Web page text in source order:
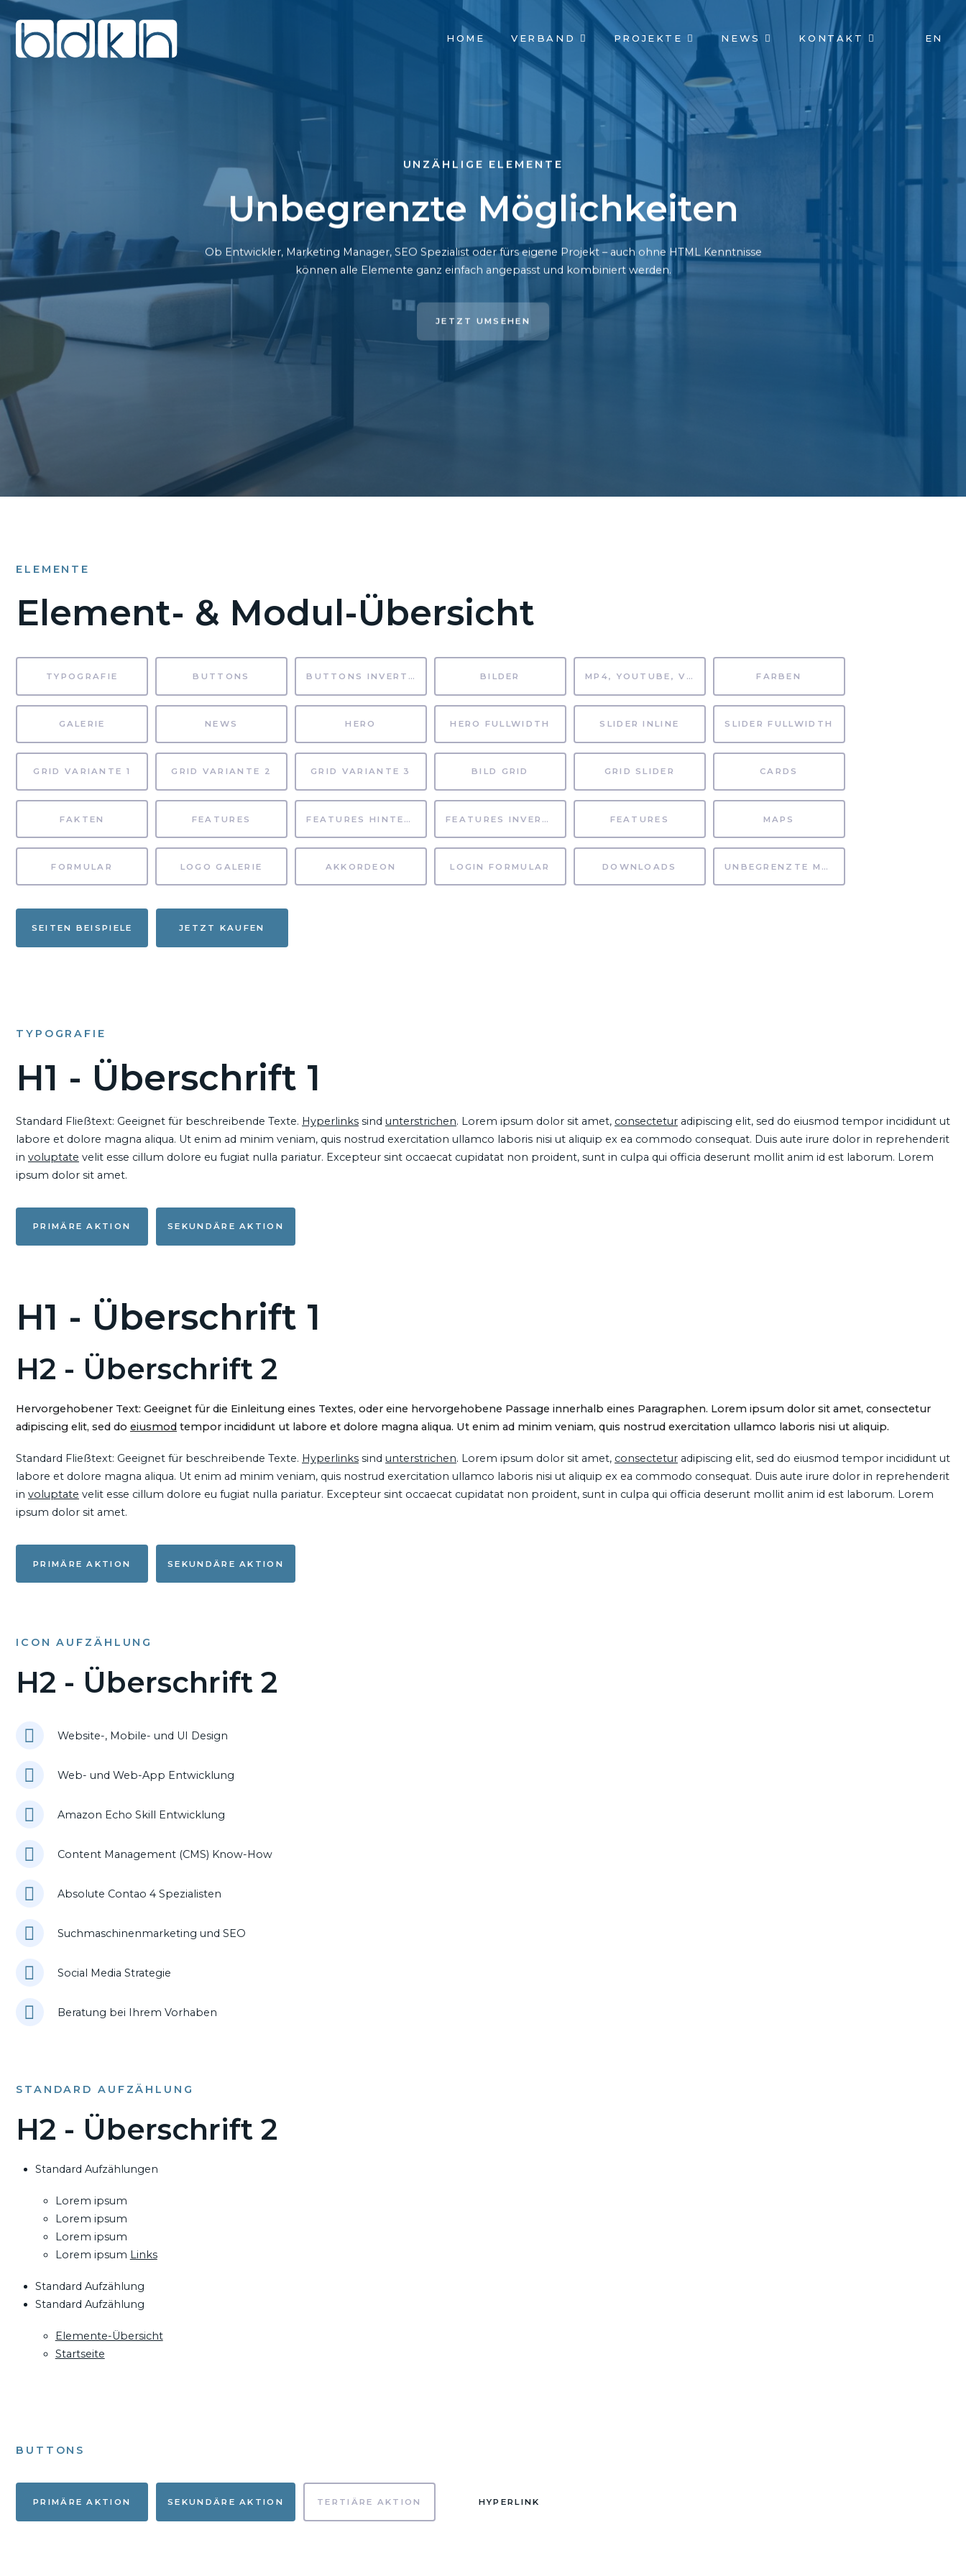
NAVIGATION
ÜBERSPRINGEN
HOME VERBAND PROJEKTE NEWS KONTAKT EN
UNZÄHLIGE ELEMENTE
Unbegrenzte Möglichkeiten
Ob Entwickler, Marketing Manager, SEO Spezialist oder fürs eigene Projekt – auch ohne HTML Kenntnisse
können alle Elemente ganz einfach angepasst und kombiniert werden.
JETZT UMSEHEN
ELEMENTE
Element- & Modul-Übersicht
TYPOGRAFIE BUTTONS BUTTONS INVERTIERT BILDER MP4, YOUTUBE, VIMEO FARBEN
GALERIE NEWS HERO HERO FULLWIDTH SLIDER INLINE SLIDER FULLWIDTH
GRID VARIANTE 1 GRID VARIANTE 2 GRID VARIANTE 3 BILD GRID GRID SLIDER CARDS
FAKTEN FEATURES FEATURES HINTERGRUND FEATURES INVERTIERT FEATURES MAPS
FORMULAR LOGO GALERIE AKKORDEON LOGIN FORMULAR DOWNLOADS UNBEGRENZTE MÖGLICHKEITEN
SEITEN BEISPIELE JETZT KAUFEN
TYPOGRAFIE
H1 - Überschrift 1
Standard Fließtext: Geeignet für beschreibende Texte. Hyperlinks sind unterstrichen. Lorem ipsum dolor sit amet, consectetur adipiscing elit, sed do eiusmod tempor incididunt ut
labore et dolore magna aliqua. Ut enim ad minim veniam, quis nostrud exercitation ullamco laboris nisi ut aliquip ex ea commodo consequat. Duis aute irure dolor in reprehenderit
in voluptate velit esse cillum dolore eu fugiat nulla pariatur. Excepteur sint occaecat cupidatat non proident, sunt in culpa qui officia deserunt mollit anim id est laborum. Lorem
ipsum dolor sit amet.
PRIMÄRE AKTION SEKUNDÄRE AKTION
H1 - Überschrift 1
H2 - Überschrift 2
Hervorgehobener Text: Geeignet für die Einleitung eines Textes, oder eine hervorgehobene Passage innerhalb eines Paragraphen. Lorem ipsum dolor sit amet, consectetur
adipiscing elit, sed do eiusmod tempor incididunt ut labore et dolore magna aliqua. Ut enim ad minim veniam, quis nostrud exercitation ullamco laboris nisi ut aliquip.
Standard Fließtext: Geeignet für beschreibende Texte. Hyperlinks sind unterstrichen. Lorem ipsum dolor sit amet, consectetur adipiscing elit, sed do eiusmod tempor incididunt ut
labore et dolore magna aliqua. Ut enim ad minim veniam, quis nostrud exercitation ullamco laboris nisi ut aliquip ex ea commodo consequat. Duis aute irure dolor in reprehenderit
in voluptate velit esse cillum dolore eu fugiat nulla pariatur. Excepteur sint occaecat cupidatat non proident, sunt in culpa qui officia deserunt mollit anim id est laborum. Lorem
ipsum dolor sit amet.
PRIMÄRE AKTION SEKUNDÄRE AKTION
ICON AUFZÄHLUNG
H2 - Überschrift 2
Website-, Mobile- und UI Design
Web- und Web-App Entwicklung
Amazon Echo Skill Entwicklung
Content Management (CMS) Know-How
Absolute Contao 4 Spezialisten
Suchmaschinenmarketing und SEO
Social Media Strategie
Beratung bei Ihrem Vorhaben
STANDARD AUFZÄHLUNG
H2 - Überschrift 2
Standard Aufzählungen
Lorem ipsum
Lorem ipsum
Lorem ipsum
Lorem ipsum Links
Standard Aufzählung
Standard Aufzählung
Elemente-Übersicht
Startseite
BUTTONS
PRIMÄRE AKTION SEKUNDÄRE AKTION TERTIÄRE AKTION HYPERLINK